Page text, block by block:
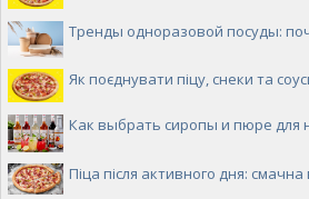
Тренды одноразовой посуды:
Як поєднувати піцу, снеки та
Как выбрать сиропы и пюре для
Піца після активного дня: смачна